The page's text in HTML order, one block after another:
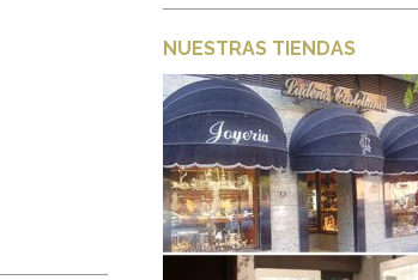
NUESTRAS TIENDAS